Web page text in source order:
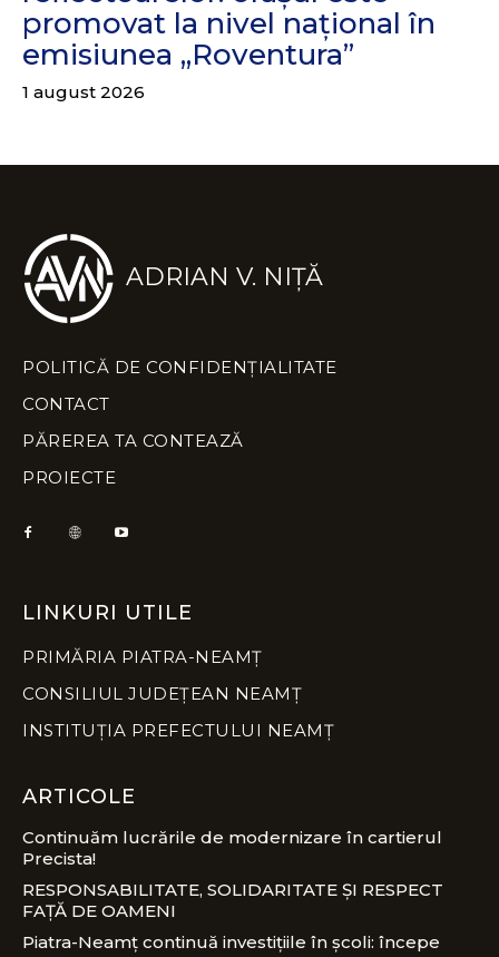
promovat la nivel național în
emisiunea „Roventura”
1 august 2026
ADRIAN V. NIȚĂ
POLITICĂ DE CONFIDENȚIALITATE
CONTACT
PĂREREA TA CONTEAZĂ
PROIECTE
LINKURI UTILE
PRIMĂRIA PIATRA-NEAMȚ
CONSILIUL JUDEȚEAN NEAMȚ
INSTITUȚIA PREFECTULUI NEAMȚ
ARTICOLE
Continuăm lucrările de modernizare în cartierul
Precista!
RESPONSABILITATE, SOLIDARITATE ȘI RESPECT
FAȚĂ DE OAMENI
Piatra-Neamț continuă investițiile în școli: începe